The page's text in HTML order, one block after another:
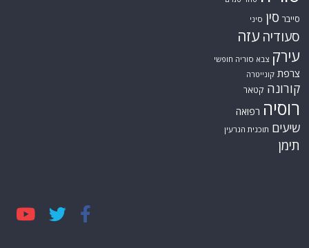
סייבר סין סיני
סעודיה עזה
עירק צבא סוריה חופשי
צרפת קונייטרה
קורונה קטאר
רוסיה רפואה
שיעים תוכנית הגרעין
תימן